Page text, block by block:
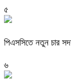
৫
পিএসসিতে নতুন চার
৬